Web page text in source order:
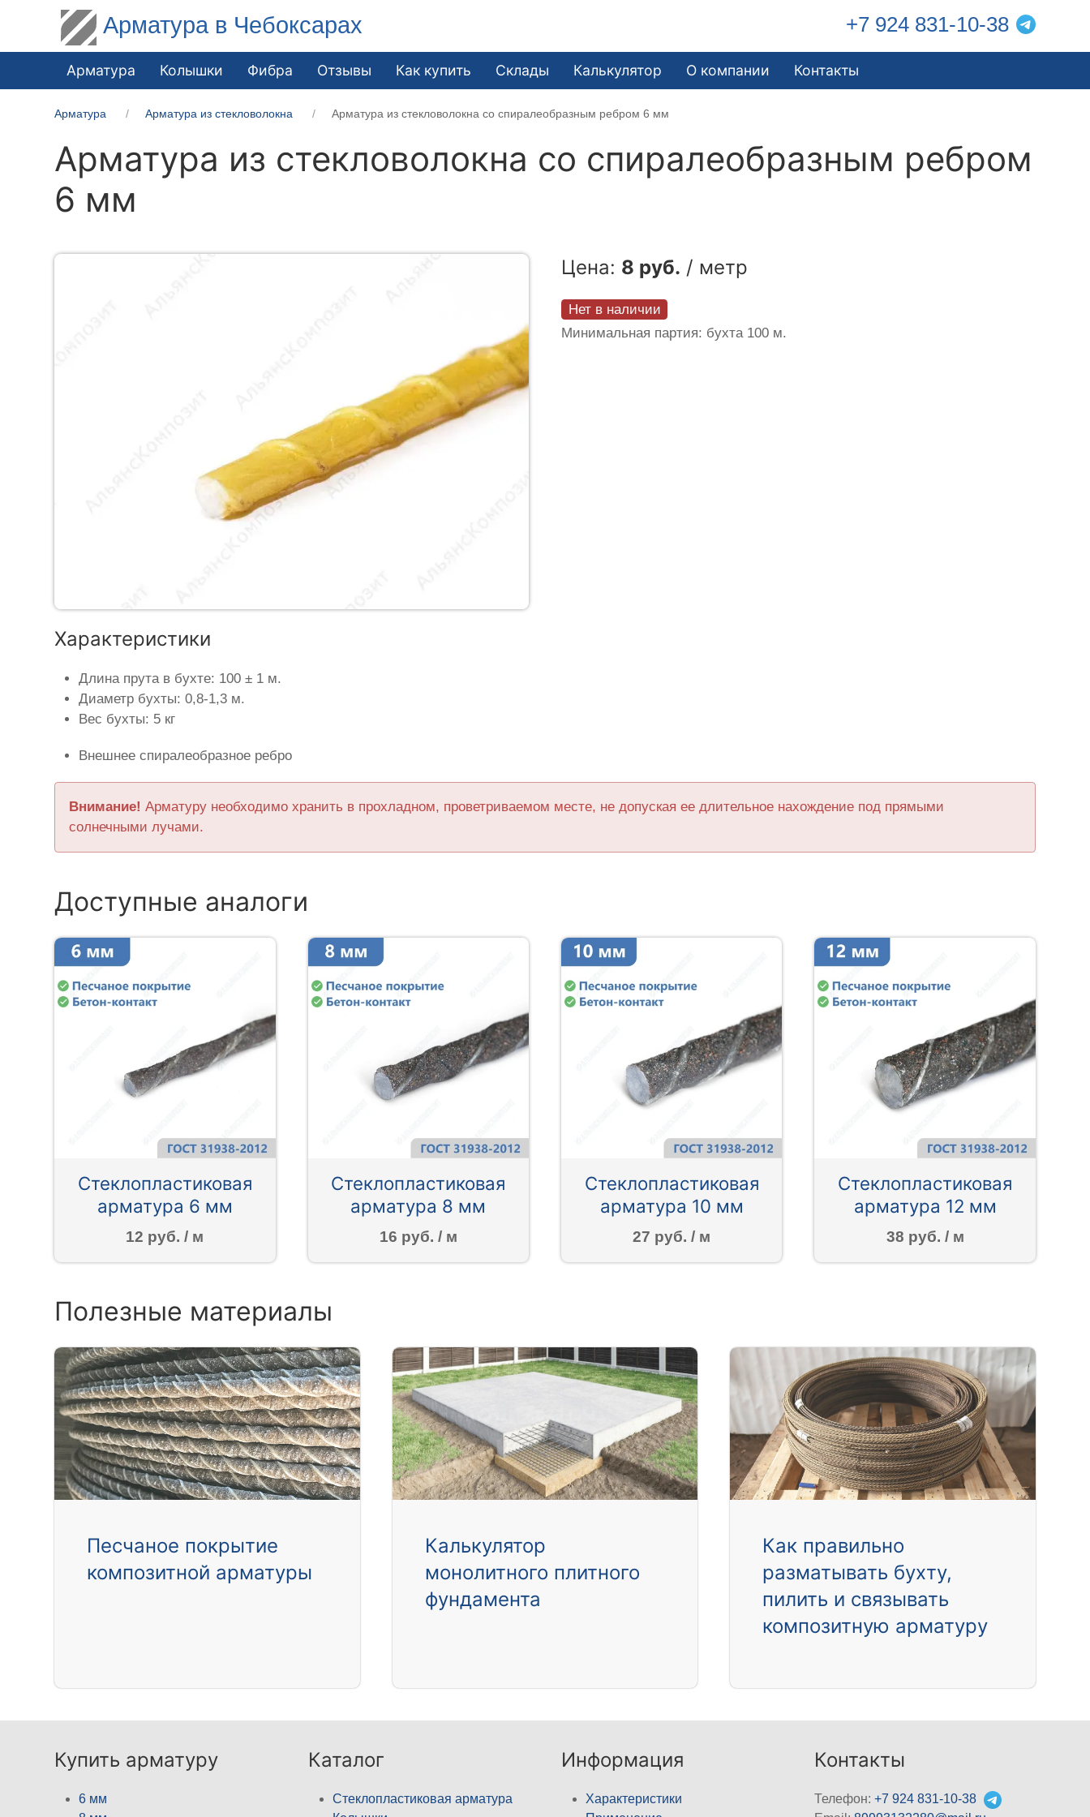
Арматура в Чебоксарах +7 924 831-10-38
Арматура Колышки Фибра Отзывы Как купить Склады Калькулятор О компании Контакты
Арматура Арматура из стекловолокна Арматура из стекловолокна со спиралеобразным ребром 6 мм
Арматура из стекловолокна со спиралеобразным ребром
6 мм
Цена: 8 руб. / метр
Нет в наличии
Минимальная партия: бухта 100 м.
Характеристики
Длина прута в бухте: 100 ± 1 м.
Диаметр бухты: 0,8-1,3 м.
Вес бухты: 5 кг
Внешнее спиралеобразное ребро
Внимание! Арматуру необходимо хранить в прохладном, проветриваемом месте, не допуская ее длительное нахождение под прямыми
солнечными лучами.
Доступные аналоги
Стеклопластиковая
арматура 6 мм
12 руб. / м
Стеклопластиковая
арматура 8 мм
16 руб. / м
Стеклопластиковая
арматура 10 мм
27 руб. / м
Стеклопластиковая
арматура 12 мм
38 руб. / м
Полезные материалы
Песчаное покрытие
композитной арматуры
Калькулятор
монолитного плитного
фундамента
Как правильно
разматывать бухту,
пилить и связывать
композитную арматуру
Купить арматуру
6 мм
Каталог
Стеклопластиковая арматура
Информация
Характеристики
Контакты
Телефон:+7 924 831-10-38